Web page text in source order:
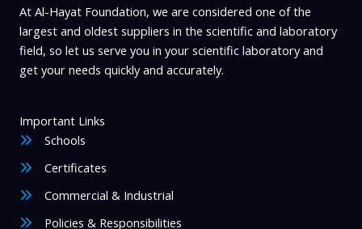
At Al-Hayat Foundation, we are considered one of the
largest and oldest suppliers in the scientific and laboratory
field, so let us serve you in your scientific laboratory and
get your needs quickly and accurately.
Important Links
Schools
Certificates
Commercial & Industrial
Policies & Responsibilities